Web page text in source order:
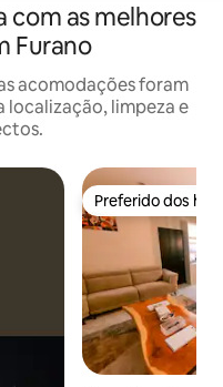
as melhores
Furano
acomodações foram
localização, limpeza e
Preferido dos
Preferido dos